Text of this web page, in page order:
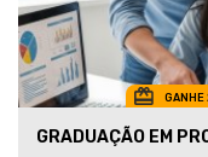
GANHE
GRADUAÇÃO EM